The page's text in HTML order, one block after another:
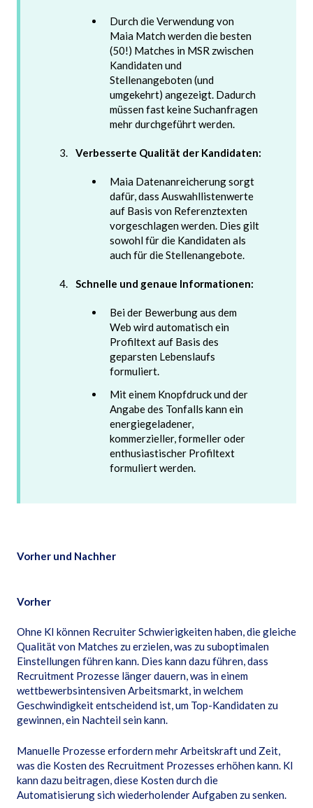
Durch die Verwendung von
Maia Match werden die besten
(50!) Matches in MSR zwischen
Kandidaten und
Stellenangeboten (und
umgekehrt) angezeigt. Dadurch
müssen fast keine Suchanfragen
mehr durchgeführt werden.
Verbesserte Qualität der Kandidaten:
Maia Datenanreicherung sorgt
dafür, dass Auswahllistenwerte
auf Basis von Referenztexten
vorgeschlagen werden. Dies gilt
sowohl für die Kandidaten als
auch für die Stellenangebote.
Schnelle und genaue Informationen:
Bei der Bewerbung aus dem
Web wird automatisch ein
Profiltext auf Basis des
geparsten Lebenslaufs
formuliert.
Mit einem Knopfdruck und der
Angabe des Tonfalls kann ein
energiegeladener,
kommerzieller, formeller oder
enthusiastischer Profiltext
formuliert werden.
Vorher und Nachher
Vorher
Ohne KI können Recruiter Schwierigkeiten haben, die gleiche
Qualität von Matches zu erzielen, was zu suboptimalen
Einstellungen führen kann. Dies kann dazu führen, dass
Recruitment Prozesse länger dauern, was in einem
wettbewerbsintensiven Arbeitsmarkt, in welchem
Geschwindigkeit entscheidend ist, um Top-Kandidaten zu
gewinnen, ein Nachteil sein kann.
Manuelle Prozesse erfordern mehr Arbeitskraft und Zeit,
was die Kosten des Recruitment Prozesses erhöhen kann. KI
kann dazu beitragen, diese Kosten durch die
Automatisierung sich wiederholender Aufgaben zu senken.